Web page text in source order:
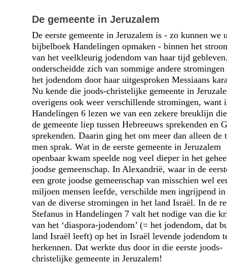
De gemeente in Jeruzalem
De eerste gemeente in Jeruzalem is - zo kunnen we
bijbelboek Handelingen opmaken - binnen het
van het veelkleurig jodendom van haar tijd
onderscheidde zich van sommige andere stromingen
het jodendom door haar uitgesproken Messiaans
Nu kende die joods-christelijke gemeente in
overigens ook weer verschillende stromingen, want
Handelingen 6 lezen we van een zekere breuklijn
de gemeente liep tussen Hebreeuws sprekenden en
sprekenden. Daarin ging het om meer dan alleen de
men sprak. Wat in de eerste gemeente in Jeruzalem
openbaar kwam speelde nog veel dieper in het
joodse gemeenschap. In Alexandrië, waar in de
een grote joodse gemeenschap van misschien wel
miljoen mensen leefde, verschilde men ingrijpend in
van de diverse stromingen in het land Israël. In de
Stefanus in Handelingen 7 valt het nodige van die
van het ‘diaspora-jodendom’ (= het jodendom, dat
land Israël leeft) op het in Israël levende jodendom
herkennen. Dat werkte dus door in die eerste joods-
christelijke gemeente in Jeruzalem!